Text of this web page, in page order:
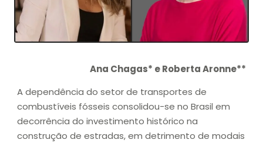
Ana Chagas* e Roberta Aronne**
A dependência do setor de transportes de
combustíveis fósseis consolidou-se no Brasil em
decorrência do investimento histórico na
construção de estradas, em detrimento de modais